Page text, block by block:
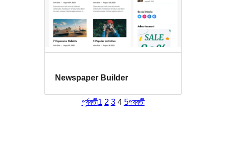
Newspaper Builder
পূর্ববর্তী1 2 3 4 5পরবর্তী